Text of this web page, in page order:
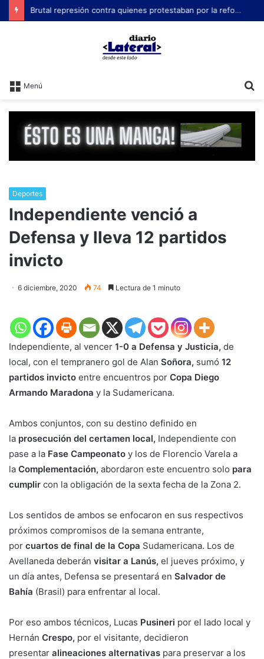
Brutal represión contra quienes protestaban por la reforma laboral de Milei
Menú
Deportes
Independiente venció a
Defensa y lleva 12 partidos
invicto
6 diciembre, 2020 74 Lectura de 1 minuto
Independiente, al vencer 1-0 a Defensa y Justicia, de
local, con el tempranero gol de Alan Soñora, sumó 12
partidos invicto entre encuentros por Copa Diego
Armando Maradona y la Sudamericana.
Ambos conjuntos, con su destino definido en
la prosecución del certamen local, Independiente con
pase a la Fase Campeonato y los de Florencio Varela a
la Complementación, abordaron este encuentro solo para
cumplir con la obligación de la sexta fecha de la Zona 2.
Los sentidos de ambos se enfocaron en sus respectivos
próximos compromisos de la semana entrante,
por cuartos de final de la Copa Sudamericana. Los de
Avellaneda deberán visitar a Lanús, el jueves próximo, y
un día antes, Defensa se presentará en Salvador de
Bahía (Brasil) para enfrentar al local.
Por eso ambos técnicos, Lucas Pusineri por el lado local y
Hernán Crespo, por el visitante, decidieron
presentar alineaciones alternativas para preservar a los